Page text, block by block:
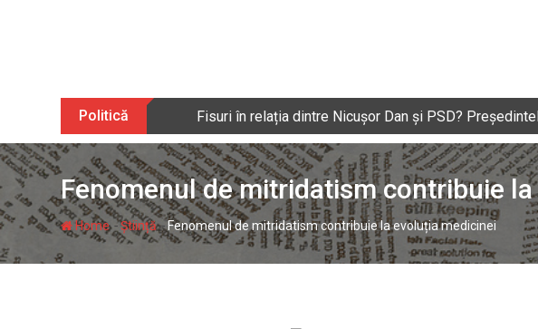
Politică Fisuri în relația dintre Nicușor Dan și PSD?
Fenomenul de mitridatism contribuie
Home-Știință-Fenomenul de mitridatism contribuie la evoluția medicinei